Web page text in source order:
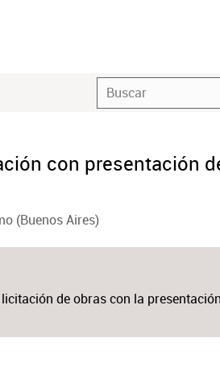
con presentación
(Buenos Aires)
de obras con la